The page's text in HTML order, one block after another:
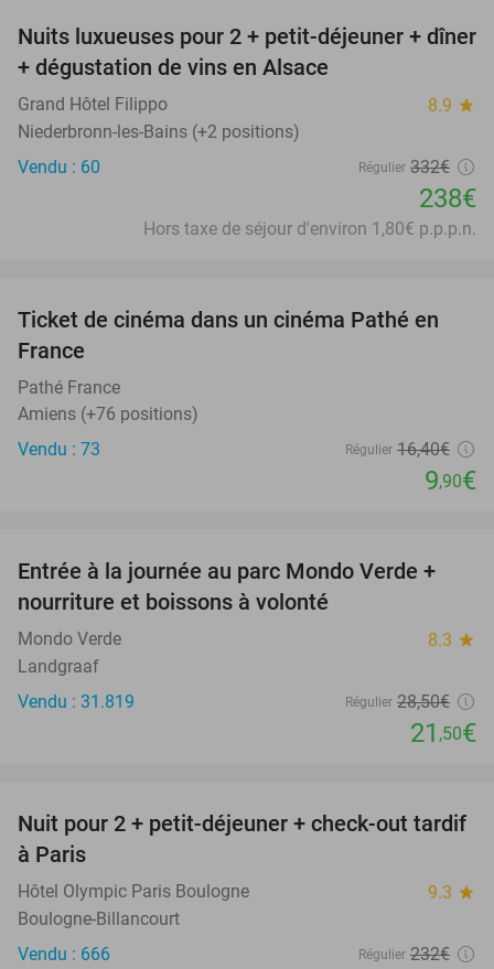
28%
Nuits luxueuses pour 2 + petit-déjeuner + dîner
+ dégustation de vins en Alsace
Grand Hôtel Filippo 8.9 star
Niederbronn-les-Bains (+2 positions)
Vendu : 60
Régulier 332€
238€
Hors taxe de séjour d'environ 1,80€ p.p.p.n.
40%
Ticket de cinéma dans un cinéma Pathé en
France
Pathé France
Amiens (+76 positions)
Vendu : 73
Régulier 16,40€
9,90€
25%
Entrée à la journée au parc Mondo Verde +
nourriture et boissons à volonté
Mondo Verde 8.3 star
Landgraaf
Vendu : 31.819
Régulier 28,50€
21 ,50€
62%
Nuit pour 2 + petit-déjeuner + check-out tardif
à Paris
Hôtel Olympic Paris Boulogne 9.3 star
Boulogne-Billancourt
Vendu : 666
Régulier 232€